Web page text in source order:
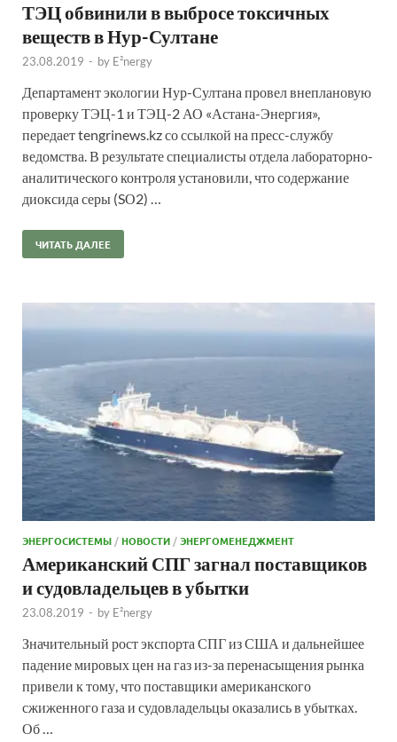
ТЭЦ обвинили в выбросе токсичных
веществ в Нур-Султане
23.08.2019 - by E²nergy
Департамент экологии Нур-Султана провел внеплановую
проверку ТЭЦ-1 и ТЭЦ-2 АО «Астана-Энергия»,
передает tengrinews.kz со ссылкой на пресс-службу
ведомства. В результате специалисты отдела лабораторно-
аналитического контроля установили, что содержание
диоксида серы (SО2) …
ЧИТАТЬ ДАЛЕЕ
ЭНЕРГОСИСТЕМЫ/НОВОСТИ/ЭНЕРГОМЕНЕДЖМЕНТ
Американский СПГ загнал поставщиков
и судовладельцев в убытки
23.08.2019 - by E²nergy
Значительный рост экспорта СПГ из США и дальнейшее
падение мировых цен на газ из-за перенасыщения рынка
привели к тому, что поставщики американского
сжиженного газа и судовладельцы оказались в убытках.
Об …